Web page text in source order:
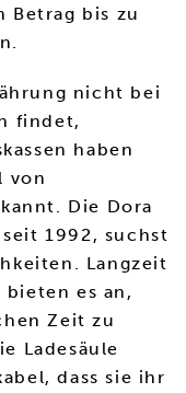
Betrag bis zu
nicht bei
findet,
haben
von
Die Dora
1992, suchst
Langzeit
es an,
Zeit zu
Ladesäule
dass sie ihr